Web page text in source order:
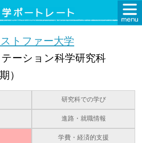
トファー大学
ーション科学研究科
）
研究科での学び
進路・就職情報
学費・経済的支援